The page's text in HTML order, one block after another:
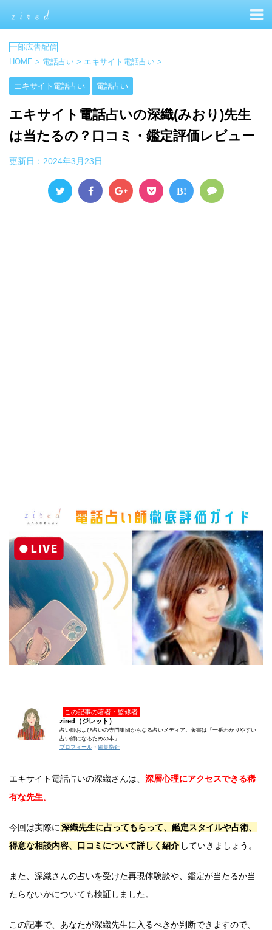
HOME > 電話占い > エキサイト電話占い >
エキサイト電話占い 電話占い
エキサイト電話占いの深織(みおり)先生
は当たるの？口コミ・鑑定評価レビュー
更新日： 2024年3月23日
B!
この記事の著者・監修者
zired（ジレット）
占い師および占いの専門集団からなる占いメディア。著書は「一番わかりやすい
占い師になるための本」
プロフィール ・ 編集指針
エキサイト電話占いの深織さんは、 深層心理にアクセスできる稀
有な先生。
今回は実際に 深織先生に占ってもらって、鑑定スタイルや占術、
得意な相談内容、口コミについて詳しく紹介 していきましょう。
また、深織さんの占いを受けた再現体験談や、鑑定が当たるか当
たらないかについても検証しました。
この記事で、あなたが深織先生に入るべきか判断できますので、